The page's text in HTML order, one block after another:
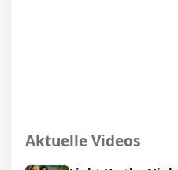
Aktuelle Videos